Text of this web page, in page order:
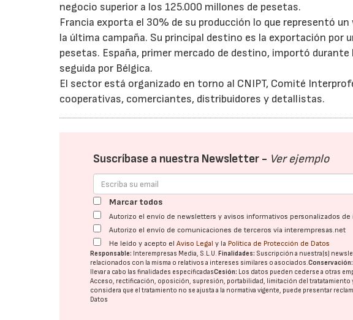
negocio superior a los 125.000 millones de pesetas.
Francia exporta el 30% de su producción lo que representó
la última campaña. Su principal destino es la exportación por
pesetas. España, primer mercado de destino, importó
seguida por Bélgica.
El sector está organizado en torno al CNIPT, Comité
cooperativas, comerciantes, distribuidores y detallistas.
Suscríbase a nuestra Newsletter - Ver ejemplo
Marcar todos
Autorizo el envío de newsletters y avisos informativos personalizados
Autorizo el envío de comunicaciones de terceros vía interempresas.net
He leído y acepto elAviso Legal y la Política de Protección de Datos
Responsable: Interempresas Media, S.L.U. Finalidades: Suscripción a nuestra(s)
relacionados con la misma o relativos a intereses similares o asociados.Conservación:
llevar a cabo las finalidades especificadasCesión: Los datos pueden cederse a otras
Acceso, rectificación, oposición, supresión, portabilidad, limitación del tratatamiento
considera que el tratamiento no se ajusta a la normativa vigente, puede presentar
Datos